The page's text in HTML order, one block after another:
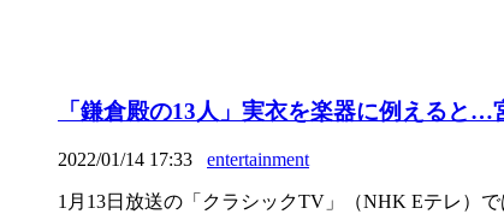
「鎌倉殿の13人」実衣を楽器に例えると
2022/01/14 17:33 entertainment
1月13日放送の「クラシックTV」（NHK Eテレ）